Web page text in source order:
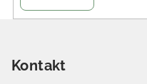
Kontakt